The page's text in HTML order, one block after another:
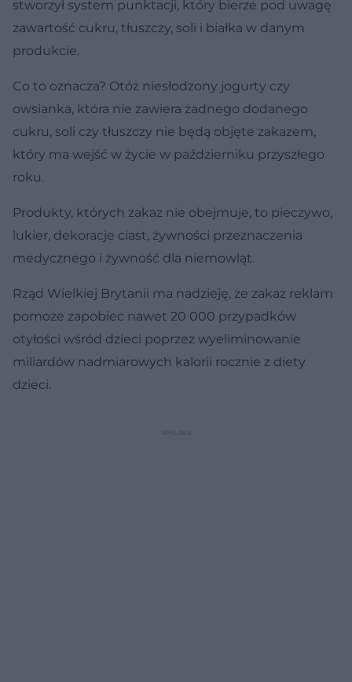
stworzył system punktacji, który bierze pod uwagę
zawartość cukru, tłuszczy, soli i białka w danym
produkcie.
Co to oznacza? Otóż niesłodzony jogurty czy
owsianka, która nie zawiera żadnego dodanego
cukru, soli czy tłuszczy nie będą objęte zakazem,
który ma wejść w życie w październiku przyszłego
roku.
Produkty, których zakaz nie obejmuje, to pieczywo,
lukier, dekoracje ciast, żywności przeznaczenia
medycznego i żywność dla niemowląt.
Rząd Wielkiej Brytanii ma nadzieję, że zakaz reklam
pomoże zapobiec nawet 20 000 przypadków
otyłości wśród dzieci poprzez wyeliminowanie
miliardów nadmiarowych kalorii rocznie z diety
dzieci.